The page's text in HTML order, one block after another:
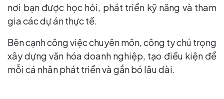
nơi bạn được học hỏi, phát triển kỹ năng và tham
gia các dự án thực tế.
Bên cạnh công việc chuyên môn, công ty chú trọng
xây dựng văn hóa doanh nghiệp, tạo điều kiện để
mỗi cá nhân phát triển và gắn bó lâu dài.